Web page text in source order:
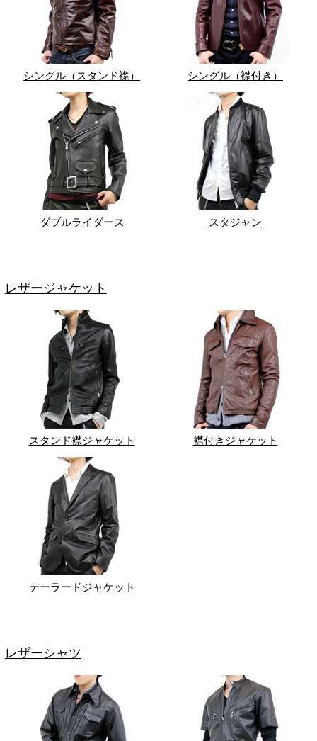
シングル（スタンド襟） シングル（襟付き）
ダブルライダース スタジャン
レザージャケット
スタンド襟ジャケット 襟付きジャケット
テーラードジャケット
レザーシャツ